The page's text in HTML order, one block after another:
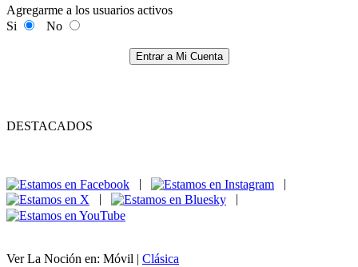
Agregarme a los usuarios activos
Si
No
Entrar a Mi Cuenta
DESTACADOS
|
|
|
|
Ver La Noción en: Móvil | Clásica